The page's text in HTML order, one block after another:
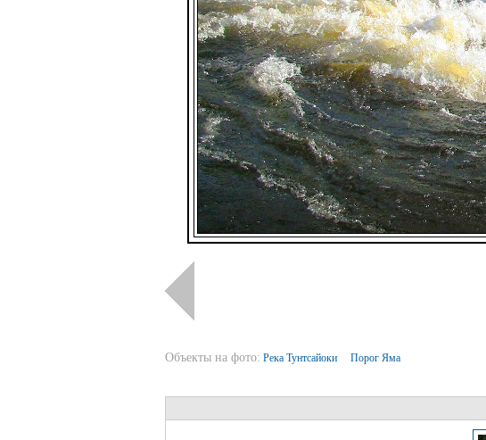
Объекты на фото: Река Тунтсайоки Порог Яма